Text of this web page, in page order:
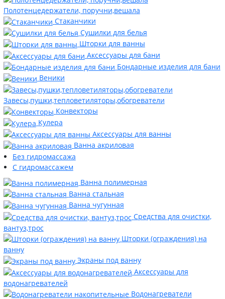
Полотенцедержатели, поручни,вешала
Стаканчики
Сушилки для белья
Шторки для ванны
Аксессуары для бани
Бондарные изделия для бани
Веники
Завесы,пушки,тепловетиляторы,обогреватели
Конвекторы
Кулера
Аксессуары для ванны
Ванна акриловая
Без гидромассажа
С гидромассажем
Ванна полимерная
Ванна стальная
Ванна чугунная
Средства для очистки,
вантуз,трос
Шторки (ограждения) на
ванну
Экраны под ванну
Аксессуары для
водонагревателей
Водонагреватели